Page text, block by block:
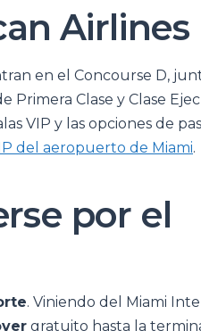
Airlines
en el Concourse D,
Primera Clase y Clase
VIP y las opciones de
del aeropuerto de Miami.
por el
. Viniendo del Miami
gratuito hasta la